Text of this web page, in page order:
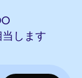
します